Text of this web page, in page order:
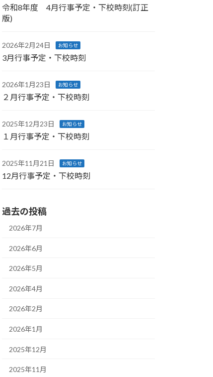
令和8年度 4月行事予定・下校時刻(訂正
版)
2026年2月24日 お知らせ
3月行事予定・下校時刻
2026年1月23日 お知らせ
２月行事予定・下校時刻
2025年12月23日 お知らせ
１月行事予定・下校時刻
2025年11月21日 お知らせ
12月行事予定・下校時刻
過去の投稿
2026年7月
2026年6月
2026年5月
2026年4月
2026年2月
2026年1月
2025年12月
2025年11月